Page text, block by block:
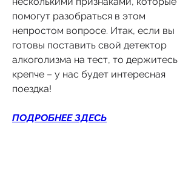
помогут разобраться в этом
непростом вопросе. Итак, если вы
готовы поставить свой детектор
алкоголизма на тест, то держитесь
крепче – у нас будет интересная
поездка!
ПОДРОБНЕЕ ЗДЕСЬ